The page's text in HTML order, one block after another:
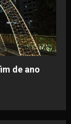
de ano